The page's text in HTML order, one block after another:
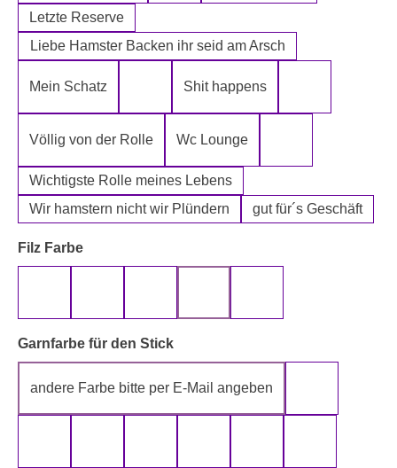
Letzte Reserve
Liebe Hamster Backen ihr seid am Arsch
Mein Schatz
Psssst Hamster Ware
Shit happens
Völlig von der Rolle Wc Lounge
Wichtigste Rolle meines Lebens
Wir hamstern nicht wir Plündern
gut für´s Geschäft
Filz Farbeauswählen
Garnfarbe für den Stickauswählen
andere Farbe bitte per E-Mail angeben